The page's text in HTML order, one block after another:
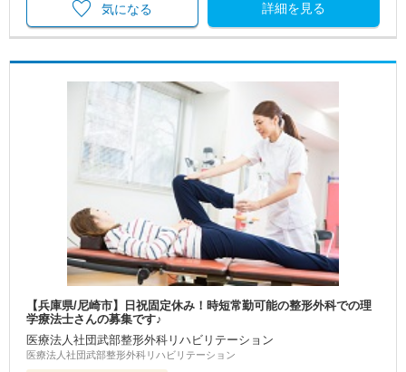
詳細を見る
気になる
【兵庫県/尼崎市】日祝固定休み！時短常勤可能の整形外科での理
学療法士さんの募集です♪
医療法人社団武部整形外科リハビリテーション
医療法人社団武部整形外科リハビリテーション